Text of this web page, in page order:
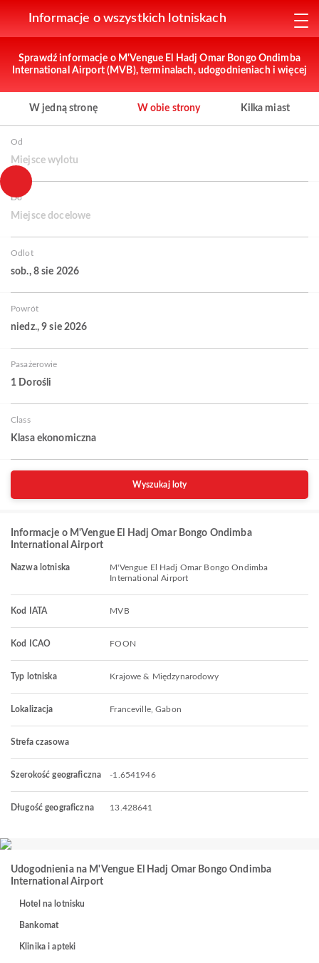
Informacje o wszystkich lotniskach
Sprawdź informacje o M'Vengue El Hadj Omar Bongo Ondimba
International Airport (MVB), terminalach, udogodnieniach i więcej
W jedną stronę W obie strony Kilka miast
Od
Miejsce wylotu
Do
Miejsce docelowe
Odlot
sob., 8 sie 2026
Powrót
niedz., 9 sie 2026
Pasażerowie
1 Dorośli
Class
Klasa ekonomiczna
Wyszukaj loty
Informacje o M'Vengue El Hadj Omar Bongo Ondimba
International Airport
Nazwa lotniska
M'Vengue El Hadj Omar Bongo Ondimba
International Airport
Kod IATA MVB
Kod ICAO FOON
Typ lotniska Krajowe & Międzynarodowy
Lokalizacja Franceville, Gabon
Strefa czasowa
Szerokość geograficzna -1.6541946
Długość geograficzna 13.428641
Udogodnienia na M'Vengue El Hadj Omar Bongo Ondimba
International Airport
Hotel na lotnisku
Bankomat
Klinika i apteki